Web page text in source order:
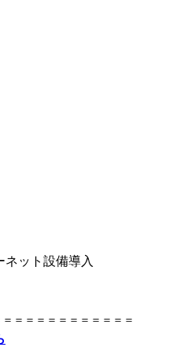
ネット設備導入
＝＝＝＝＝＝＝＝＝＝＝